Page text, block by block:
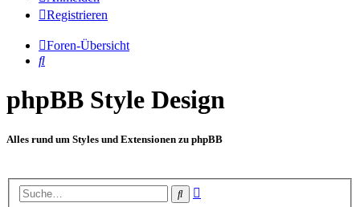
Registrieren
Foren-Übersicht
Suche
phpBB Style Design
Alles rund um Styles und Extensionen zu phpBB
Suche